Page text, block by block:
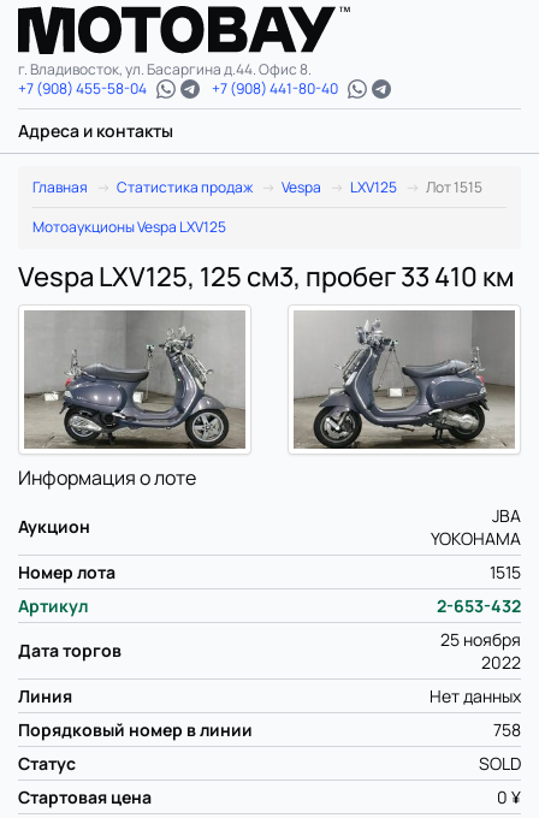
г. Владивосток, ул. Басаргина д.44. Офис 8.
+7 (908) 455-58-04
+7 (908) 441-80-40
Адреса и контакты
Главная Статистика продаж Vespa LXV125
Лот 1515
Мотоаукционы Vespa LXV125
Vespa LXV125, 125 см3, пробег 33 410 км
Информация о лоте
Аукцион
JBA
YOKOHAMA
Номер лота
1515
Артикул
2-653-432
Дата торгов
25 ноября
2022
Линия
Нет данных
Порядковый номер в линии
758
Статус
SOLD
Стартовая цена
0 ¥